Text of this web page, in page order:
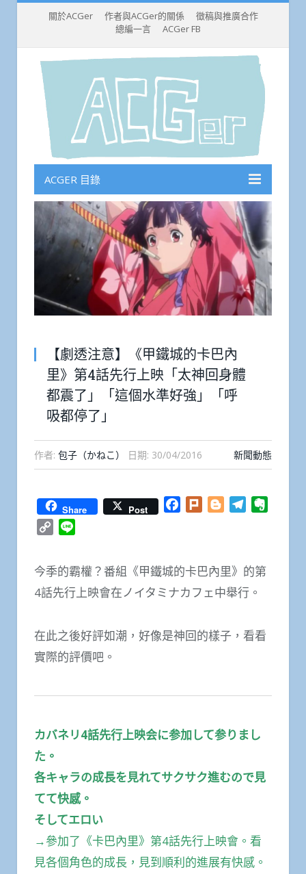
關於ACGer 作者與ACGer的關係
徵稿與推廣合作
總編一言
ACGer FB
ACGER 目錄
【劇透注意】《甲鐵城的卡巴內
里》第4話先行上映「太神回身體
都震了」「這個水準好強」「呼
吸都停了」
作者: 包子（かねこ） 日期: 30/04/2016 新聞動態
Share Post Facebook
Plurk BloggerTelegram
Copy
今季的霸權？番組《甲鐵城的卡巴內里》的第
4話先行上映會在ノイタミナカフェ中舉行。
在此之後好評如潮，好像是神回的樣子，看看
實際的評價吧。
カバネリ4話先行上映会に参加して参りまし
た。
各キャラの成長を見れてサクサク進むので見
てて快感。
そしてエロい
→參加了《卡巴內里》第4話先行上映會。看
見各個角色的成長，見到順利的進展有快感。